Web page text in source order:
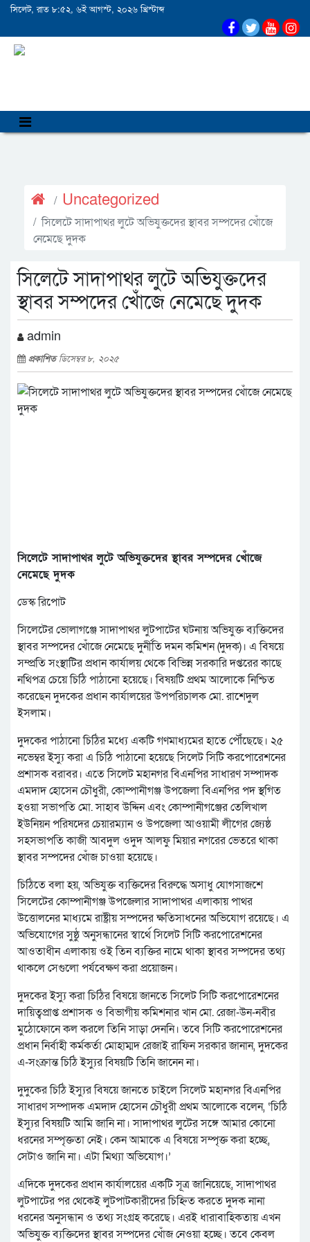
সিলেট, রাত ৮:৫২, ৬ই আগস্ট, ২০২৬ খ্রিস্টাব্দ
Uncategorized
সিলেটে সাদাপাথর লুটে অভিযুক্তদের স্থাবর সম্পদের খোঁজে
নেমেছে দুদক
সিলেটে সাদাপাথর লুটে অভিযুক্তদের
স্থাবর সম্পদের খোঁজে নেমেছে দুদক
admin
প্রকাশিতডিসেম্বর ৮, ২০২৫
সিলেটে সাদাপাথর লুটে অভিযুক্তদের স্থাবর সম্পদের খোঁজে
নেমেছে দুদক
ডেস্ক রিপোট
সিলেটের ভোলাগঞ্জে সাদাপাথর লুটপাটের ঘটনায় অভিযুক্ত ব্যক্তিদের
স্থাবর সম্পদের খোঁজে নেমেছে দুর্নীতি দমন কমিশন (দুদক)। এ বিষয়ে
সম্প্রতি সংস্থাটির প্রধান কার্যালয় থেকে বিভিন্ন সরকারি দপ্তরের কাছে
নথিপত্র চেয়ে চিঠি পাঠানো হয়েছে। বিষয়টি প্রথম আলোকে নিশ্চিত
করেছেন দুদকের প্রধান কার্যালয়ের উপপরিচালক মো. রাশেদুল
ইসলাম।
দুদকের পাঠানো চিঠির মধ্যে একটি গণমাধ্যমের হাতে পৌঁছেছে। ২৫
নভেম্বর ইস্যু করা এ চিঠি পাঠানো হয়েছে সিলেট সিটি করপোরেশনের
প্রশাসক বরাবর। এতে সিলেট মহানগর বিএনপির সাধারণ সম্পাদক
এমদাদ হোসেন চৌধুরী, কোম্পানীগঞ্জ উপজেলা বিএনপির পদ স্থগিত
হওয়া সভাপতি মো. সাহাব উদ্দিন এবং কোম্পানীগঞ্জের তেলিখাল
ইউনিয়ন পরিষদের চেয়ারম্যান ও উপজেলা আওয়ামী লীগের জ্যেষ্ঠ
সহসভাপতি কাজী আবদুল ওদুদ আলফু মিয়ার নগরের ভেতরে থাকা
স্থাবর সম্পদের খোঁজ চাওয়া হয়েছে।
চিঠিতে বলা হয়, অভিযুক্ত ব্যক্তিদের বিরুদ্ধে অসাধু যোগসাজশে
সিলেটের কোম্পানীগঞ্জ উপজেলার সাদাপাথর এলাকায় পাথর
উত্তোলনের মাধ্যমে রাষ্ট্রীয় সম্পদের ক্ষতিসাধনের অভিযোগ রয়েছে। এ
অভিযোগের সুষ্ঠু অনুসন্ধানের স্বার্থে সিলেট সিটি করপোরেশনের
আওতাধীন এলাকায় ওই তিন ব্যক্তির নামে থাকা স্থাবর সম্পদের তথ্য
থাকলে সেগুলো পর্যবেক্ষণ করা প্রয়োজন।
দুদকের ইস্যু করা চিঠির বিষয়ে জানতে সিলেট সিটি করপোরেশনের
দায়িত্বপ্রাপ্ত প্রশাসক ও বিভাগীয় কমিশনার খান মো. রেজা-উন-নবীর
মুঠোফোনে কল করলে তিনি সাড়া দেননি। তবে সিটি করপোরেশনের
প্রধান নির্বাহী কর্মকর্তা মোহাম্মদ রেজাই রাফিন সরকার জানান, দুদকের
এ-সংক্রান্ত চিঠি ইস্যুর বিষয়টি তিনি জানেন না।
দুদুকের চিঠি ইস্যুর বিষয়ে জানতে চাইলে সিলেট মহানগর বিএনপির
সাধারণ সম্পাদক এমদাদ হোসেন চৌধুরী প্রথম আলোকে বলেন, ‘চিঠি
ইস্যুর বিষয়টি আমি জানি না। সাদাপাথর লুটের সঙ্গে আমার কোনো
ধরনের সম্পৃক্ততা নেই। কেন আমাকে এ বিষয়ে সম্পৃক্ত করা হচ্ছে,
সেটাও জানি না। এটা মিথ্যা অভিযোগ।’
এদিকে দুদকের প্রধান কার্যালয়ের একটি সূত্র জানিয়েছে, সাদাপাথর
লুটপাটের পর থেকেই লুটপাটকারীদের চিহ্নিত করতে দুদক নানা
ধরনের অনুসন্ধান ও তথ্য সংগ্রহ করেছে। এরই ধারাবাহিকতায় এখন
অভিযুক্ত ব্যক্তিদের স্থাবর সম্পদের খোঁজ নেওয়া হচ্ছে। তবে কেবল